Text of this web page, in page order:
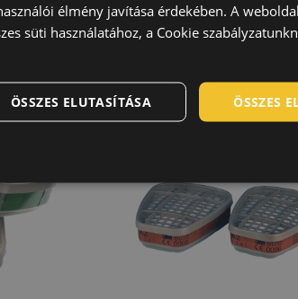
3M 6055 A2
élmény javítása érdekében. A
süti használatához, a Cookie
ÖSSZES
ÖSSZES ELUTASÍTÁSA